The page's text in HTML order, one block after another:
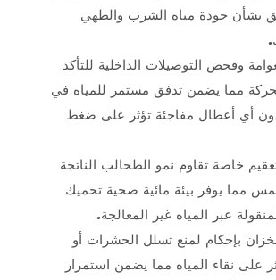
بشأن جودة مياه الشرب والطهي
وفحص التوصيلات الداخلية للتأكد
مما يضمن تدفق مستمر للمياه في
أي أعطال مفاجئة تؤثر على ضغط
خاصة تقاوم نمو الطحالب الناتجة
مما يوفر بيئة مائية صحية تحميك
عبر المياه غير المعالجة.
بإحكام لمنع تسلل الحشرات أو
على نقاء المياه مما يضمن استمرار